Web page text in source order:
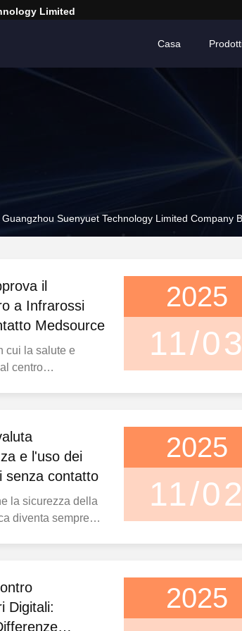
Limited
Casa
Suenyuet Technology Limited Company
il
a Infrarossi
Medsource
cui la salute e
centro
ricerca di una
combini velocità,
sicurezza ha
di misurazion...
2025
11/03
e l'uso dei
senza contatto
la sicurezza della
diventa sempre
stata così critica.
traffico come
ferroviarie,
2025
11/02
Digitali:
2025